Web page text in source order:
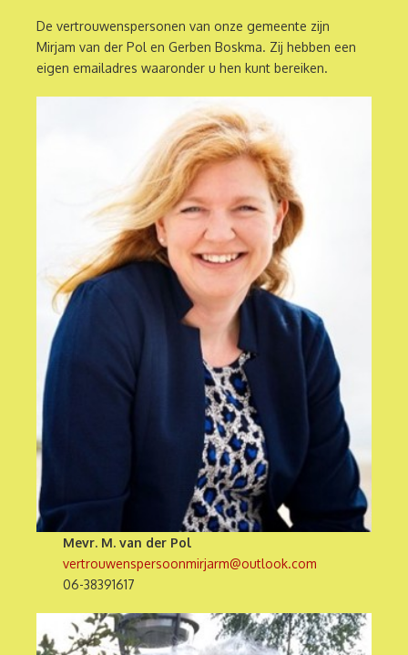
De vertrouwenspersonen van onze gemeente zijn
Mirjam van der Pol en Gerben Boskma. Zij hebben een
eigen emailadres waaronder u hen kunt bereiken.
Mevr. M. van der Pol
vertrouwenspersoonmirjarm@outlook.com
06-38391617